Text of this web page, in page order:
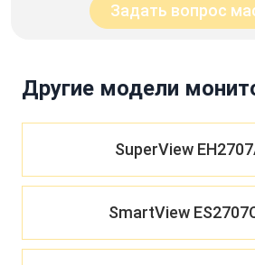
Задать вопрос
Другие модели
SuperView
SmartView